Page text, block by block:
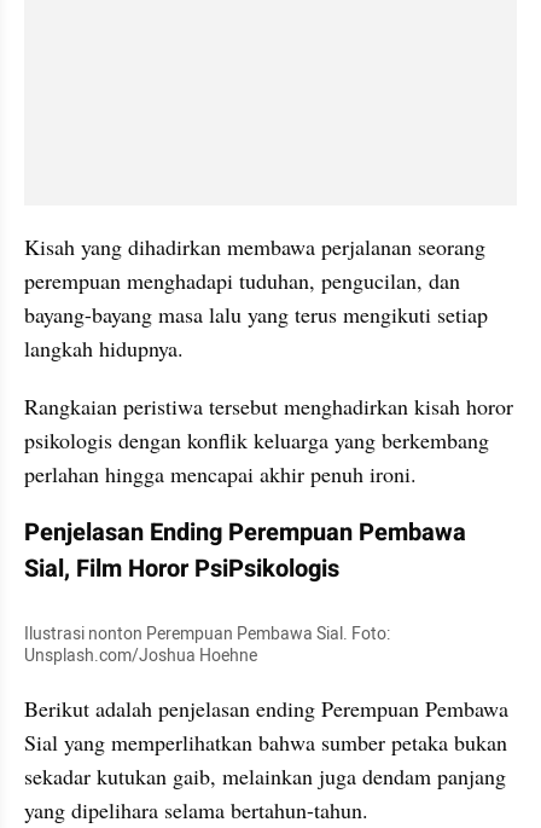
Kisah yang dihadirkan membawa perjalanan seorang
perempuan menghadapi tuduhan, pengucilan, dan
bayang-bayang masa lalu yang terus mengikuti setiap
langkah hidupnya.
Rangkaian peristiwa tersebut menghadirkan kisah horor
psikologis dengan konflik keluarga yang berkembang
perlahan hingga mencapai akhir penuh ironi.
Penjelasan Ending Perempuan Pembawa
Sial, Film Horor PsiPsikologis
Ilustrasi nonton Perempuan Pembawa Sial. Foto:
Unsplash.com/Joshua Hoehne
Berikut adalah penjelasan ending Perempuan Pembawa
Sial yang memperlihatkan bahwa sumber petaka bukan
sekadar kutukan gaib, melainkan juga dendam panjang
yang dipelihara selama bertahun-tahun.